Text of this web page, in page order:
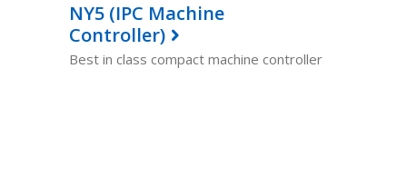
NY5 (IPC Machine
Controller)
Best in class compact machine controller